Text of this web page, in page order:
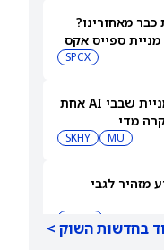
מאחורינו?
ספייס אקס
SPCX
מיקרון או SK hynix: מניית שבבי AI אחת
מדי
MU
SKHY
לגבי
בחדשות השוק >